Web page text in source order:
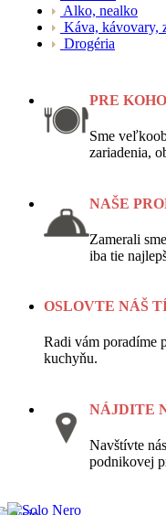
Alko, nealko
Káva, kávovary,
Drogéria
PRE
Sme
zariadenia,
NAŠE
Zamerali
iba tie
OSLOVTE NÁŠ
Radi vám poradíme
kuchyňu.
NÁJDITE
Navštívte
podnikovej